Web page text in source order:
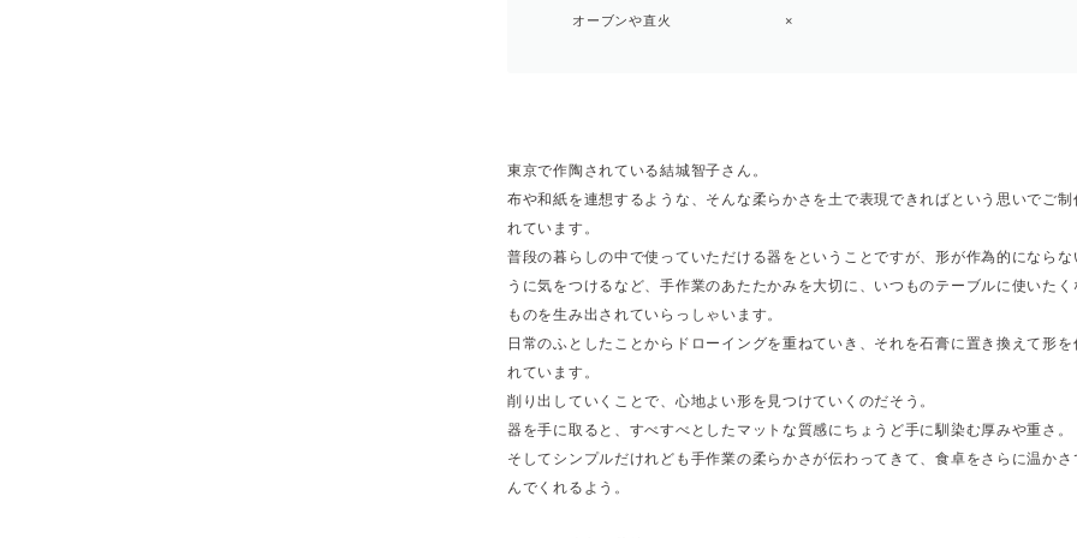
オーブンや直火 ×
東京で作陶されている結城智子さん。
布や和紙を連想するような、そんな柔らかさを土で表現できればという思いでご制
れています。
普段の暮らしの中で使っていただける器をということですが、形が作為的にならな
うに気をつけるなど、手作業のあたたかみを大切に、いつものテーブルに使いたく
ものを生み出されていらっしゃいます。
日常のふとしたことからドローイングを重ねていき、それを石膏に置き換えて形を
れています。
削り出していくことで、心地よい形を見つけていくのだそう。
器を手に取ると、すべすべとしたマットな質感にちょうど手に馴染む厚みや重さ。
そしてシンプルだけれども手作業の柔らかさが伝わってきて、食卓をさらに温かさ
んでくれるよう。